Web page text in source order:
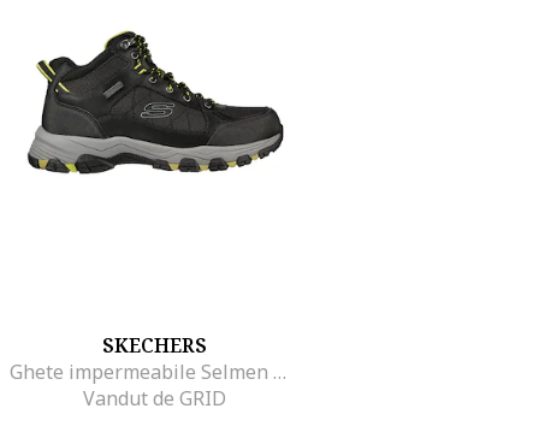
SKECHERS
Ghete impermeabile Selmen Melano, Negru
Vandut de GRID